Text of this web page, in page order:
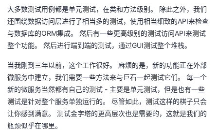
博
的
坛
我
圈
子
的
直
播
我
的
活
我
的
我
的
我
大多数测试用例都是单元测试，在类和方法级别。
除此之外，我们
还围绕数据访问层进行了相当多的测试，使用相当细致的API来检查
与数据库的ORM集成。 然后有一些更高级别的测试访问 API来测试
整个功能。
然后进行端到端的测试，通过GUI测试整个堆栈。
当我刚到三年以前，这个工作很好。
麻烦的是，新的功能正在外部
微服务中建立，我们需要一些方法来与巨石一起测试它们。
每一个
新的微服务当然都有自己的测试 - 主要是单元测试，但是也有一些
测试是针对整个服务单独运行的。
尽管如此，测试这样的棋子只会
让你感到满意。
测试金字塔的更高层次也是需要的，这就是我们的
瓶颈似乎在哪里。